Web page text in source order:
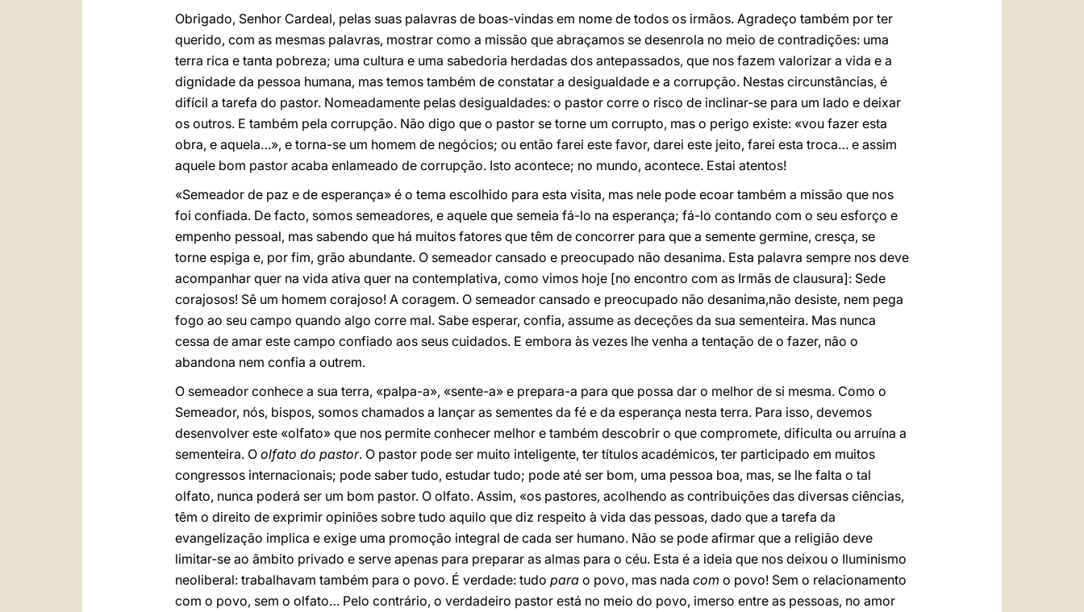
Obrigado, Senhor Cardeal, pelas suas palavras de boas-vindas em nome de todos os irmãos. Agradeço também por ter
querido, com as mesmas palavras, mostrar como a missão que abraçamos se desenrola no meio de contradições: uma
terra rica e tanta pobreza; uma cultura e uma sabedoria herdadas dos antepassados, que nos fazem valorizar a vida e a
dignidade da pessoa humana, mas temos também de constatar a desigualdade e a corrupção. Nestas circunstâncias, é
difícil a tarefa do pastor. Nomeadamente pelas desigualdades: o pastor corre o risco de inclinar-se para um lado e deixar
os outros. E também pela corrupção. Não digo que o pastor se torne um corrupto, mas o perigo existe: «vou fazer esta
obra, e aquela…», e torna-se um homem de negócios; ou então farei este favor, darei este jeito, farei esta troca… e assim
aquele bom pastor acaba enlameado de corrupção. Isto acontece; no mundo, acontece. Estai atentos!
«Semeador de paz e de esperança» é o tema escolhido para esta visita, mas nele pode ecoar também a missão que nos
foi confiada. De facto, somos semeadores, e aquele que semeia fá-lo na esperança; fá-lo contando com o seu esforço e
empenho pessoal, mas sabendo que há muitos fatores que têm de concorrer para que a semente germine, cresça, se
torne espiga e, por fim, grão abundante. O semeador cansado e preocupado não desanima. Esta palavra sempre nos deve
acompanhar quer na vida ativa quer na contemplativa, como vimos hoje [no encontro com as Irmãs de clausura]: Sede
corajosos! Sê um homem corajoso! A coragem. O semeador cansado e preocupado não desanima,não desiste, nem pega
fogo ao seu campo quando algo corre mal. Sabe esperar, confia, assume as deceções da sua sementeira. Mas nunca
cessa de amar este campo confiado aos seus cuidados. E embora às vezes lhe venha a tentação de o fazer, não o
abandona nem confia a outrem.
O semeador conhece a sua terra, «palpa-a», «sente-a» e prepara-a para que possa dar o melhor de si mesma. Como o
Semeador, nós, bispos, somos chamados a lançar as sementes da fé e da esperança nesta terra. Para isso, devemos
desenvolver este «olfato» que nos permite conhecer melhor e também descobrir o que compromete, dificulta ou arruína a
sementeira. O olfato do pastor. O pastor pode ser muito inteligente, ter títulos académicos, ter participado em muitos
congressos internacionais; pode saber tudo, estudar tudo; pode até ser bom, uma pessoa boa, mas, se lhe falta o tal
olfato, nunca poderá ser um bom pastor. O olfato. Assim, «os pastores, acolhendo as contribuições das diversas ciências,
têm o direito de exprimir opiniões sobre tudo aquilo que diz respeito à vida das pessoas, dado que a tarefa da
evangelização implica e exige uma promoção integral de cada ser humano. Não se pode afirmar que a religião deve
limitar-se ao âmbito privado e serve apenas para preparar as almas para o céu. Esta é a ideia que nos deixou o Iluminismo
neoliberal: trabalhavam também para o povo. É verdade: tudo para o povo, mas nada com o povo! Sem o relacionamento
com o povo, sem o olfato… Pelo contrário, o verdadeiro pastor está no meio do povo, imerso entre as pessoas, no amor